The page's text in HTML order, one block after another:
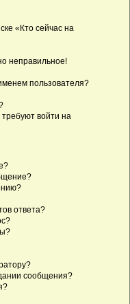
«Кто сейчас на
неправильное!
пользователя?
войти на
ответа?
сообщения?